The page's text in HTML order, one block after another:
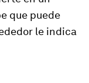
que puede
le indica